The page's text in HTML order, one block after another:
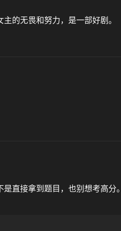
的无畏和努力，是一部好剧。
直接拿到题目，也别想考高分。